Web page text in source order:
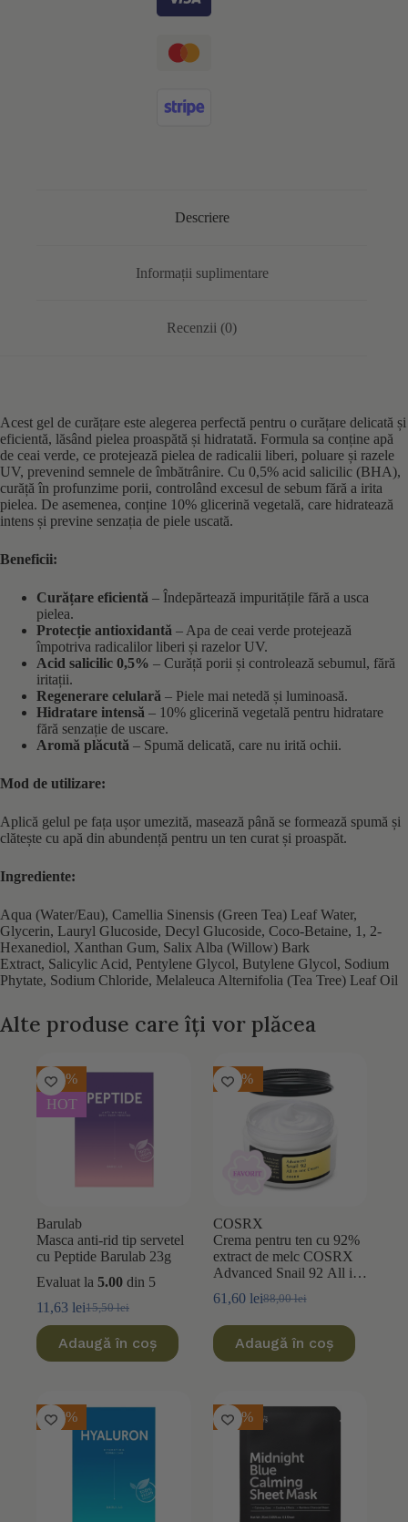
Descriere
Informații suplimentare
Recenzii (0)
Acest gel de curățare este alegerea perfectă pentru o curățare delicată și
eficientă, lăsând pielea proaspătă și hidratată. Formula sa conține apă
de ceai verde, ce protejează pielea de radicalii liberi, poluare și razele
UV, prevenind semnele de îmbătrânire. Cu 0,5% acid salicilic (BHA),
curăță în profunzime porii, controlând excesul de sebum fără a irita
pielea. De asemenea, conține 10% glicerină vegetală, care hidratează
intens și previne senzația de piele uscată.
Beneficii:
Curățare eficientă – Îndepărtează impuritățile fără a usca
pielea.
Protecție antioxidantă – Apa de ceai verde protejează
împotriva radicalilor liberi și razelor UV.
Acid salicilic 0,5% – Curăță porii și controlează sebumul, fără
iritații.
Regenerare celulară – Piele mai netedă și luminoasă.
Hidratare intensă – 10% glicerină vegetală pentru hidratare
fără senzație de uscare.
Aromă plăcută – Spumă delicată, care nu irită ochii.
Mod de utilizare:
Aplică gelul pe fața ușor umezită, masează până se formează spumă și
clătește cu apă din abundență pentru un ten curat și proaspăt.
Ingrediente:
Aqua (Water/Eau), Camellia Sinensis (Green Tea) Leaf Water,
Glycerin, Lauryl Glucoside, Decyl Glucoside, Coco-Betaine, 1, 2-
Hexanediol, Xanthan Gum, Salix Alba (Willow) Bark
Extract, Salicylic Acid, Pentylene Glycol, Butylene Glycol, Sodium
Phytate, Sodium Chloride, Melaleuca Alternifolia (Tea Tree) Leaf Oil
Alte produse care îți vor plăcea
-25%
HOT
Barulab
Masca anti-rid tip servetel
cu Peptide Barulab 23g
Evaluat la 5.00 din 5
15,50lei
Prețul
a
fost:
11,63 leiPrețul
este:
11,63 lei.
Adaugă în coș
-30%
COSRX
Crema pentru ten cu 92%
extract de melc COSRX
Advanced Snail 92 All in
One 100ml
88,00lei
Prețul
inițial
a
fost:
61,60 leiPrețul
curent
este:
61,60 lei.
Adaugă în coș
-25% -10%